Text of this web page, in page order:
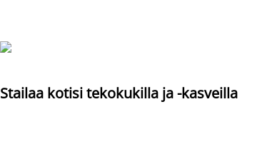
Stailaa kotisi tekokukilla ja -kasveilla